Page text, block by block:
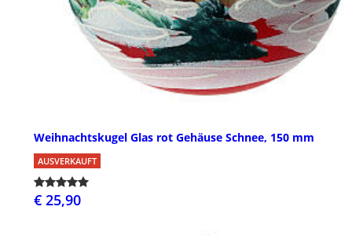
Weihnachtskugel Glas rot Gehäuse Schnee, 150 mm
AUSVERKAUFT
€ 25,90